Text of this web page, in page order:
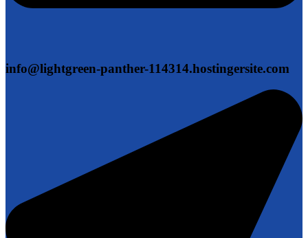
info@lightgreen-panther-114314.hostingersite.com